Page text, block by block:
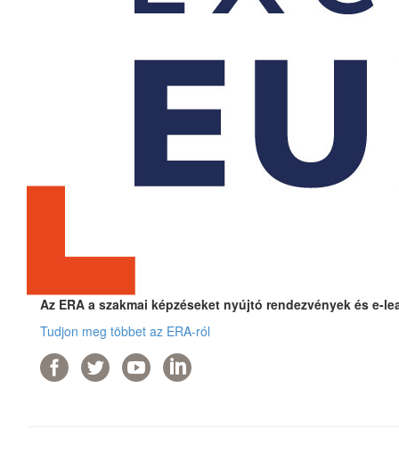
Az ERA a szakmai képzéseket nyújtó rendezvények és
Tudjon meg többet az ERA-ról